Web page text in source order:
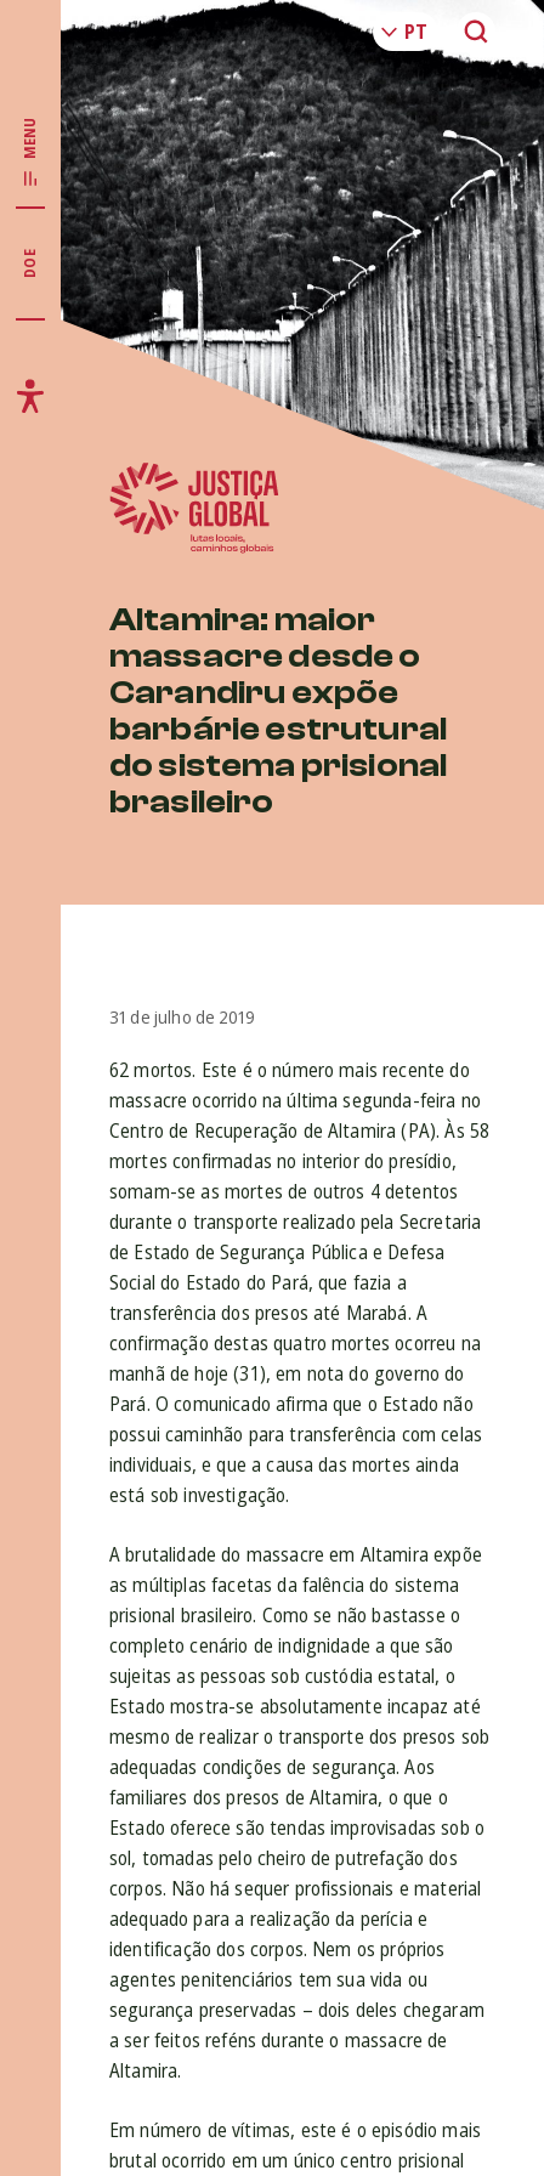
MENU
DOE
Altamira: maior
massacre desde o
Carandiru expõe
barbárie estrutural
do sistema prisional
brasileiro
31 de julho de 2019
62 mortos. Este é o número mais recente do
massacre ocorrido na última segunda-feira no
Centro de Recuperação de Altamira (PA). Às 58
mortes confirmadas no interior do presídio,
somam-se as mortes de outros 4 detentos
durante o transporte realizado pela Secretaria
de Estado de Segurança Pública e Defesa
Social do Estado do Pará, que fazia a
transferência dos presos até Marabá. A
confirmação destas quatro mortes ocorreu na
manhã de hoje (31), em nota do governo do
Pará. O comunicado afirma que o Estado não
possui caminhão para transferência com celas
individuais, e que a causa das mortes ainda
está sob investigação.
A brutalidade do massacre em Altamira expõe
as múltiplas facetas da falência do sistema
prisional brasileiro. Como se não bastasse o
completo cenário de indignidade a que são
sujeitas as pessoas sob custódia estatal, o
Estado mostra-se absolutamente incapaz até
mesmo de realizar o transporte dos presos sob
adequadas condições de segurança. Aos
familiares dos presos de Altamira, o que o
Estado oferece são tendas improvisadas sob o
sol, tomadas pelo cheiro de putrefação dos
corpos. Não há sequer profissionais e material
adequado para a realização da perícia e
identificação dos corpos. Nem os próprios
agentes penitenciários tem sua vida ou
segurança preservadas – dois deles chegaram
a ser feitos reféns durante o massacre de
Altamira.
Em número de vítimas, este é o episódio mais
brutal ocorrido em um único centro prisional